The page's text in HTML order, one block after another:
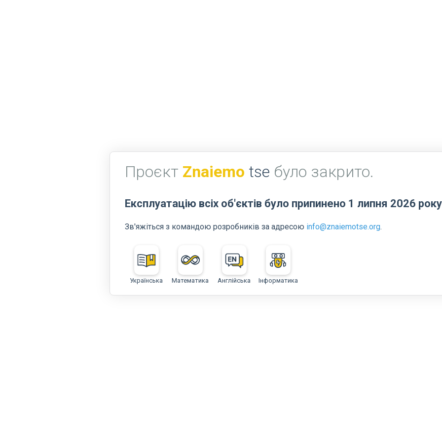
Проєкт Znaiemo tse було закрито.
Експлуатацію всіх об'єктів було припинено 1 липня 2026
Зв'яжіться з командою розробників за адресою info@znaiemotse.org.
Українська Математика Англійська Інформатика